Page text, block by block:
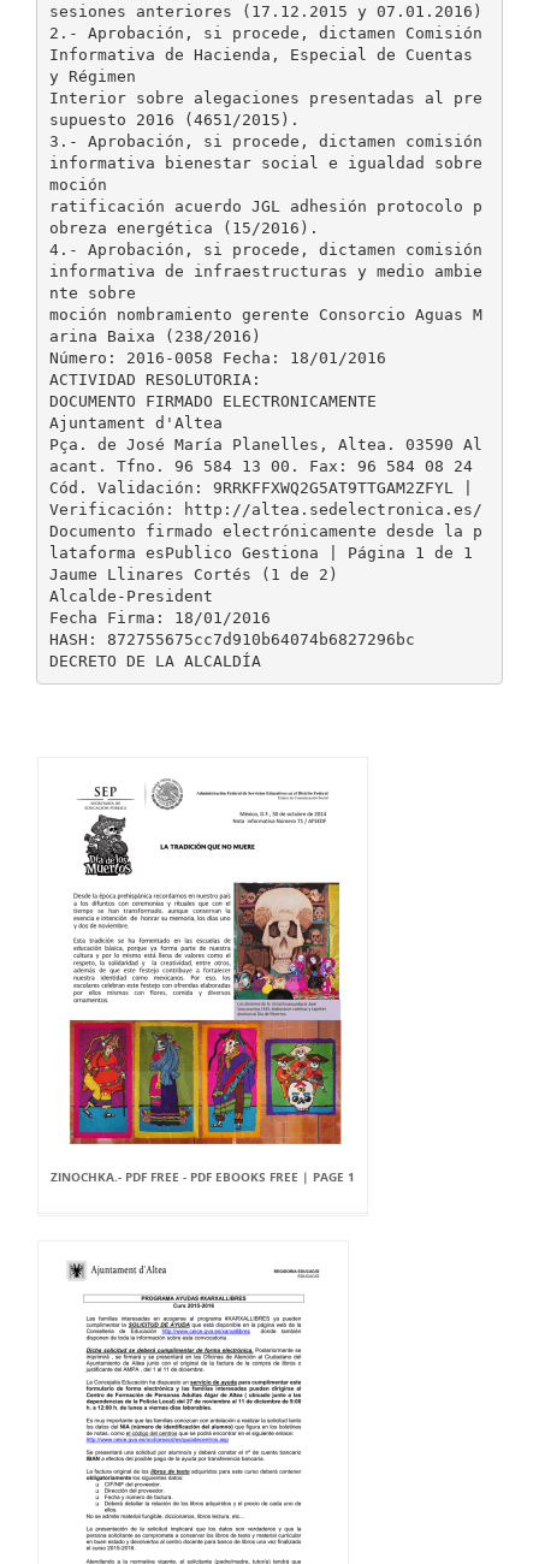
sesiones anteriores (17.12.2015 y 07.01.2016)
2.- Aprobación, si procede, dictamen Comisión
Informativa de Hacienda, Especial de Cuentas
y Régimen
Interior sobre alegaciones presentadas al pre
supuesto 2016 (4651/2015).
3.- Aprobación, si procede, dictamen comisión
informativa bienestar social e igualdad sobre
moción
ratificación acuerdo JGL adhesión protocolo p
obreza energética (15/2016).
4.- Aprobación, si procede, dictamen comisión
informativa de infraestructuras y medio ambie
nte sobre
moción nombramiento gerente Consorcio Aguas M
arina Baixa (238/2016)
Número: 2016-0058 Fecha: 18/01/2016
ACTIVIDAD RESOLUTORIA:
DOCUMENTO FIRMADO ELECTRONICAMENTE
Ajuntament d'Altea
Pça. de José María Planelles, Altea. 03590 Al
acant. Tfno. 96 584 13 00. Fax: 96 584 08 24
Cód. Validación: 9RRKFFXWQ2G5AT9TTGAM2ZFYL |
Verificación: http://altea.sedelectronica.es/
Documento firmado electrónicamente desde la p
lataforma esPublico Gestiona | Página 1 de 1
Jaume Llinares Cortés (1 de 2)
Alcalde-President
Fecha Firma: 18/01/2016
HASH: 872755675cc7d910b64074b6827296bc
ZINOCHKA.- PDF FREE - PDF EBOOKS FREE | PAGE 1